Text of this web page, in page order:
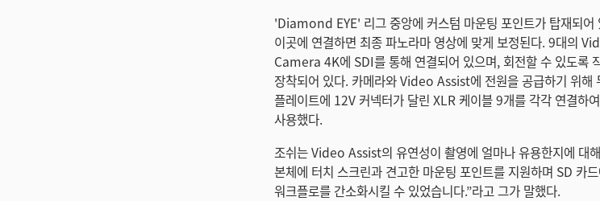
'Diamond EYE' 리그 중앙에 커스텀 마운팅 포인트가 탑재되
이곳에 연결하면 최종 파노라마 영상에 맞게 보정된다. 9대의
Camera 4K에 SDI를 통해 연결되어 있으며, 회전할 수 있도록
장착되어 있다. 카메라와 Video Assist에 전원을 공급하기 위
플레이트에 12V 커넥터가 달린 XLR 케이블 9개를 각각 연결
사용했다.
조쉬는 Video Assist의 유연성이 촬영에 얼마나 유용한지에 대
본체에 터치 스크린과 견고한 마운팅 포인트를 지원하며 SD 카
워크플로를 간소화시킬 수 있었습니다.”라고 그가 말했다.